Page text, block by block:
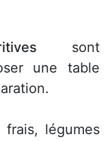
sont
une table
frais, légumes